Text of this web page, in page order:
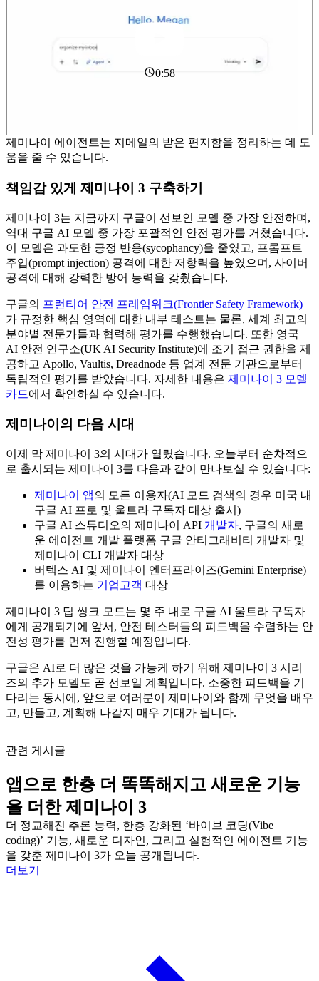
0:58
제미나이 에이전트는 지메일의 받은 편지함을 정리하는 데 도
움을 줄 수 있습니다.
책임감 있게 제미나이 3 구축하기
제미나이 3는 지금까지 구글이 선보인 모델 중 가장 안전하며,
역대 구글 AI 모델 중 가장 포괄적인 안전 평가를 거쳤습니다.
이 모델은 과도한 긍정 반응(sycophancy)을 줄였고, 프롬프트
주입(prompt injection) 공격에 대한 저항력을 높였으며, 사이버
공격에 대해 강력한 방어 능력을 갖췄습니다.
구글의 프런티어 안전 프레임워크(Frontier Safety Framework)
가 규정한 핵심 영역에 대한 내부 테스트는 물론, 세계 최고의
분야별 전문가들과 협력해 평가를 수행했습니다. 또한 영국
AI 안전 연구소(UK AI Security Institute)에 조기 접근 권한을 제
공하고 Apollo, Vaultis, Dreadnode 등 업계 전문 기관으로부터
독립적인 평가를 받았습니다. 자세한 내용은 제미나이 3 모델
카드에서 확인하실 수 있습니다.
제미나이의 다음 시대
이제 막 제미나이 3의 시대가 열렸습니다. 오늘부터 순차적으
로 출시되는 제미나이 3를 다음과 같이 만나보실 수 있습니다:
제미나이 앱의 모든 이용자(AI 모드 검색의 경우 미국 내
구글 AI 프로 및 울트라 구독자 대상 출시)
구글 AI 스튜디오의 제미나이 API 개발자, 구글의 새로
운 에이전트 개발 플랫폼 구글 안티그래비티 개발자 및
제미나이 CLI 개발자 대상
버텍스 AI 및 제미나이 엔터프라이즈(Gemini Enterprise)
를 이용하는 기업고객 대상
제미나이 3 딥 씽크 모드는 몇 주 내로 구글 AI 울트라 구독자
에게 공개되기에 앞서, 안전 테스터들의 피드백을 수렴하는 안
전성 평가를 먼저 진행할 예정입니다.
구글은 AI로 더 많은 것을 가능케 하기 위해 제미나이 3 시리
즈의 추가 모델도 곧 선보일 계획입니다. 소중한 피드백을 기
다리는 동시에, 앞으로 여러분이 제미나이와 함께 무엇을 배우
고, 만들고, 계획해 나갈지 매우 기대가 됩니다.
관련 게시글
앱으로 한층 더 똑똑해지고 새로운 기능
을 더한 제미나이 3
더 정교해진 추론 능력, 한층 강화된 ‘바이브 코딩(Vibe
coding)’ 기능, 새로운 디자인, 그리고 실험적인 에이전트 기능
을 갖춘 제미나이 3가 오늘 공개됩니다.
더보기